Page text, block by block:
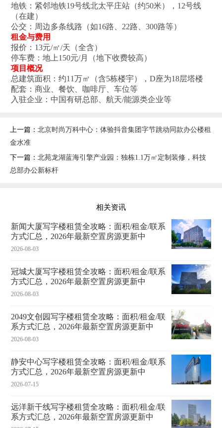
地铁‌：紧邻地铁19号线北太平庄站（约50米），12号线
（在建）
公交‌：周边多条线路（如16路、22路、300路等）
租金与费用‌
报价‌：13元/㎡/天（全含）
停车费‌：地上150元/月（地下收费较高）
项目概况‌
总建筑面积‌：约11万㎡（含5栋楼宇），D座为18层塔楼
配套‌：商业、餐饮、咖啡厅、车位等
入驻企业‌：中国有研总部、航天/能源类企业等
上一篇： 北京时尚万科中心：体验抖音集团字节跳动同款办公楼租
金水准
下一篇： 北苑龙湖蓝海引擎产业园：独栋1.1万㎡定制装修，科技
总部办公新标杆
相关资讯
新闻大厦写字楼租赁全攻略：面积/租金/联系
方式汇总，2026年最新空置房源更新中
2026-08-03
冠城大厦写字楼租赁全攻略：面积/租金/联系
方式汇总，2026年最新空置房源更新中
2026-08-03
2049文创园写字楼租赁全攻略：面积/租金/联
系方式汇总，2026年最新空置房源更新中
2026-08-03
静安中心写字楼租赁全攻略：面积/租金/联系
方式汇总，2026年最新空置房源更新中
2026-07-15
远洋新干线写字楼租赁全攻略：面积/租金/联
系方式汇总，2026年最新空置房源更新中